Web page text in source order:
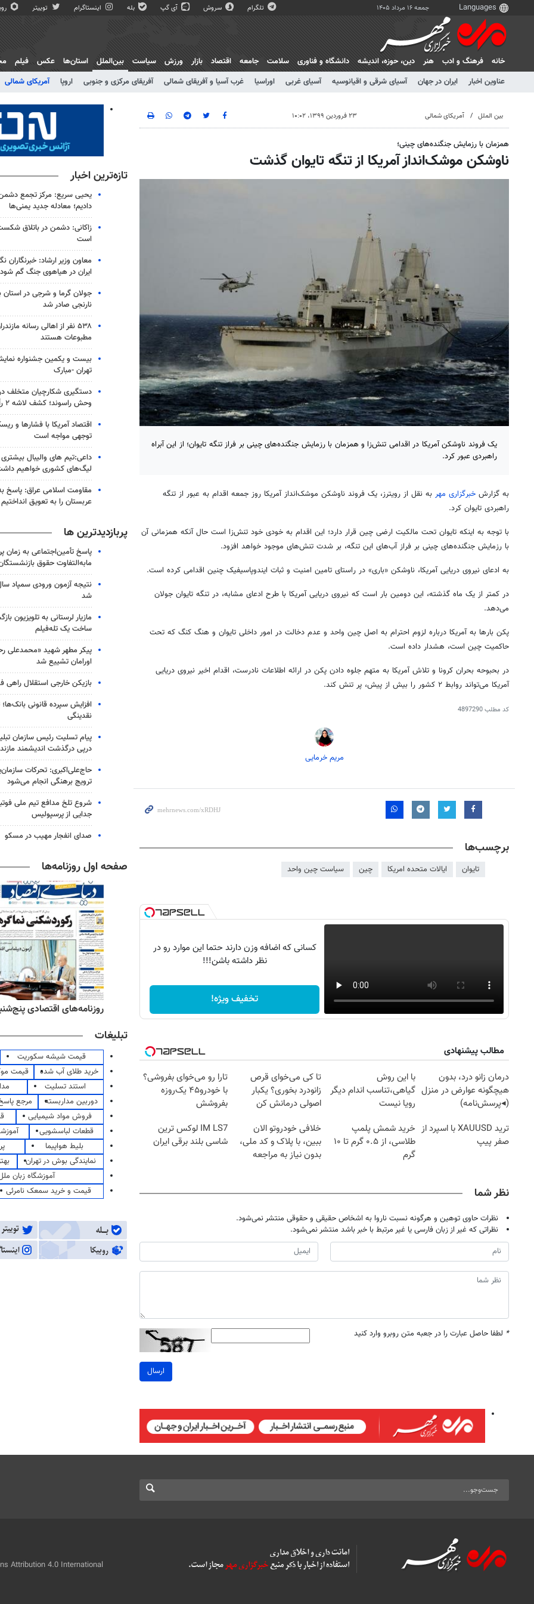
جمعه ۱۶ مرداد ۱۴۰۵ تلگرام سروش آی گپ بله اینستاگرام توییتر
خانه فرهنگ و ادب هنر دين، حوزه، انديشه دانشگاه و فناوری سلامت جامعه اقتصاد بازار ورزش سیاست
بین‌الملل
عناوین اخبار
ایران در جهان آسیای شرقی و اقیانوسیه آسیای غربی اوراسیا غرب آسیا و آفریقای شمالی آفریقای مرکزی و جنوبی اروپا آمریکای شمالی
استان‌ها عکس فیلم
بین الملل آمریکای شمالی ۲۳ فروردین ۱۳۹۹، ۱۰:۰۲
همزمان با رزمایش جنگنده‌های چینی؛
ناوشکن موشک‌انداز آمریکا از تنگه تایوان گذشت
یک فروند ناوشکن آمریکا در اقدامی تنش‌زا و همزمان با رزمایش جنگنده‌های چینی بر فراز تنگه تایوان؛ از این آبراه
راهبردی عبور کرد.
به گزارش خبرگزاری مهر به نقل از رویترز، یک فروند ناوشکن موشک‌انداز آمریکا روز جمعه اقدام به عبور از تنگه
راهبردی تایوان کرد.
با توجه به اینکه تایوان تحت مالکیت ارضی چین قرار دارد؛ این اقدام به خودی خود تنش‌زا است حال آنکه همزمانی آن
با رزمایش جنگنده‌های چینی بر فراز آب‌های این تنگه، بر شدت تنش‌های موجود خواهد افزود.
به ادعای نیروی دریایی آمریکا، ناوشکن «باری» در راستای تامین امنیت و ثبات ایندوپاسیفیک چنین اقدامی کرده است.
در کمتر از یک ماه گذشته، این دومین بار است که نیروی دریایی آمریکا با طرح ادعای مشابه، در تنگه تایوان جولان
می‌دهد.
پکن بارها به آمریکا درباره لزوم احترام به اصل چین واحد و عدم دخالت در امور داخلی تایوان و هنگ کنگ که تحت
حاکمیت چین است، هشدار داده است.
در بحبوحه بحران کرونا و تلاش آمریکا به متهم جلوه دادن پکن در ارائه اطلاعات نادرست، اقدام اخیر نیروی دریایی
آمریکا می‌تواند روابط ۲ کشور را بیش از پیش، پر تنش کند.
کد مطلب4897290
مریم خرمایی
برچسب‌ها
تایوان ایالات متحده امریکا چین سیاست چین واحد
کسانی که اضافه وزن دارند حتما این موارد رو در
نظر داشته باشن!!!
تخفیف ویژه!
مطالب پیشنهادی
درمان زانو درد، بدون
هیچگونه عوارض در منزل
(◂پرسش‌نامه)
با این روش
گیاهی،تناسب اندام دیگر
رویا نیست
تا کی می‌خوای قرص
زانودرد بخوری؟ یکبار
اصولی درمانش کن
تارا رو می‌خوای بفروشی؟
با خودرو۴۵ یک‌روزه
بفروشش
ترید XAUUSD با اسپرد از
صفر پیپ
خرید شمش پلمپ
طلاسی، از ۰.۵ گرم تا ۱۰
گرم
خلافی خودروتو الان
ببین، با پلاک و کد ملی،
بدون نیاز به مراجعه
IM LS7 لوکس ترین
شاسی بلند برقی ایران
نظر شما
نظرات حاوی توهین و هرگونه نسبت ناروا به اشخاص حقیقی و حقوقی منتشر نمی‌شود.
نظراتی که غیر از زبان فارسی یا غیر مرتبط با خبر باشد منتشر نمی‌شود.
* لطفا حاصل عبارت را در جعبه متن روبرو وارد کنید
ارسال
تازه‌ترین اخبار
یحیی سریع: مرکز تجمع
دادیم؛ معادله جدید یمنی‌ها
زاکانی: دشمن در باتلاق
است
معاون وزیر ارشاد: خبرنگاران
ایران در هیاهوی جنگ گم شود
جولان گرما و شرجی در استان
نارنجی صادر شد
۵۳۸ نفر از اهالی رسانه
مطبوعات هستند
بیست و یکمین جشنواره
تهران -مبارک
دستگیری شکارچیان متخلف
وحش راسوند؛ کشف لاشه ۲ رأس گراز
اقتصاد آمریکا با فشارها و
توجهی مواجه است
داعی:تیم های والیبال بیشتری
لیگ‌های کشوری خواهیم
مقاومت اسلامی عراق: پاسخ
عربستان را به تعویق انداختیم
پربازدیدترین ها
پاسخ تأمین‌اجتماعی به زمان
مابه‌التفاوت حقوق
شد
مازیار لرستانی به تلویزیون
ساخت یک تله‌فیلم
پیکر مطهر شهید «محمدعلی
اورامان تشییع شد
بازیکن خارجی استقلال راهی
افزایش سپرده قانونی بانک‌ها؛
نقدینگی
پیام تسلیت رئیس سازمان
درپی درگذشت اندیشمند
حاج‌علی‌اکبری: تحرکات
ترویج برهنگی انجام می‌شود
شروع تلخ مدافع تیم ملی
جدایی از پرسپولیس
صدای انفجار مهیب در مسکو
صفحه اول روزنامه‌ها
روزنامه‌های اقتصادی پنج‌شنبه ۱۵ مرداد
تبلیغات
قیمت شیشه سکوریت
خرید طلای آب شده
قیمت
استند تسلیت
دوربین مداربسته
مرجع
فروش مواد شیمیایی
قطعات لباسشویی
بلیط هواپیما
نمایندگی بوش در تهران
آموزشگاه زبان
قیمت و خرید سمعک نامرئی
Attribution 4.0 International